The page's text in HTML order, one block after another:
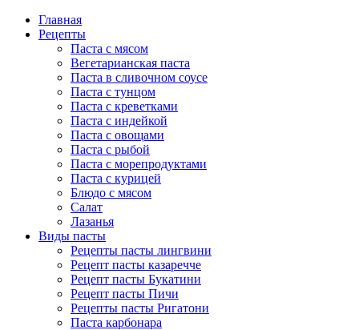
Главная
Рецепты
Паста с мясом
Вегетарианская паста
Паста в сливочном соусе
Паста с тунцом
Паста с креветками
Паста с индейкой
Паста с овощами
Паста с рыбой
Паста с морепродуктами
Паста с курицей
Блюдо с мясом
Салат
Лазанья
Виды пасты
Рецепты пасты лингвини
Рецепт пасты казаречче
Рецепт пасты Букатини
Рецепт пасты Пичи
Рецепты пасты Ригатони
Паста карбонара